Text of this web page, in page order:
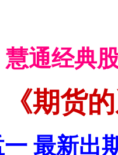
慧通经典
《期货
最新出